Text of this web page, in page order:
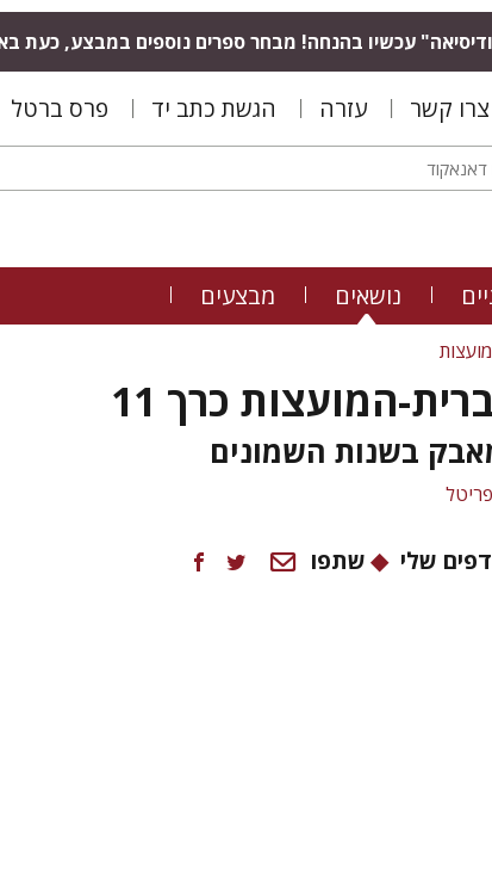
עכשיו בהנחה! מבחר ספרים נוספים במבצע, כעת
צרו קשר עזרה הגשת כתב יד פרס ברטל
נושאים מבצעים
המועצות כרך 11
בשנות השמונים
שלי שתפו